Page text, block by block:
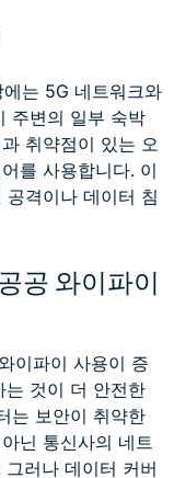
는 5G 네트워크와
주변의 일부 숙박
취약점이 있는 오
를 사용합니다. 이
격이나 데이터 침
공 와이파이
이파이 사용이 증
는 것이 더 안전한
는 보안이 취약한
닌 통신사의 네트
러나 데이터 커버